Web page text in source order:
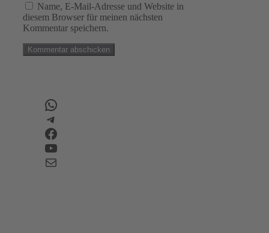
Name, E-Mail-Adresse und Website in
diesem Browser für meinen nächsten
Kommentar speichern.
WhatsApp
Telegram
Facebook
YouTube
E-Mail